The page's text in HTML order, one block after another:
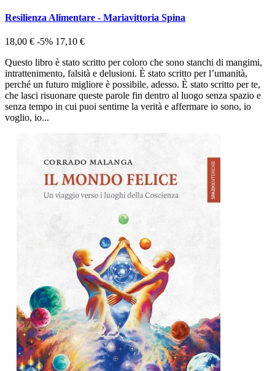
Resilienza Alimentare - Mariavittoria Spina
18,00 € -5% 17,10 €
Questo libro è stato scritto per coloro che sono stanchi di mangimi,
intrattenimento, falsità e delusioni. È stato scritto per l’umanità,
perché un futuro migliore è possibile, adesso. È stato scritto per te,
che lasci risuonare queste parole fin dentro al luogo senza spazio e
senza tempo in cui puoi sentirne la verità e affermare io sono, io
voglio, io...